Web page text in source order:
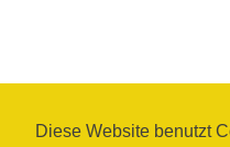
Diese Website benutzt